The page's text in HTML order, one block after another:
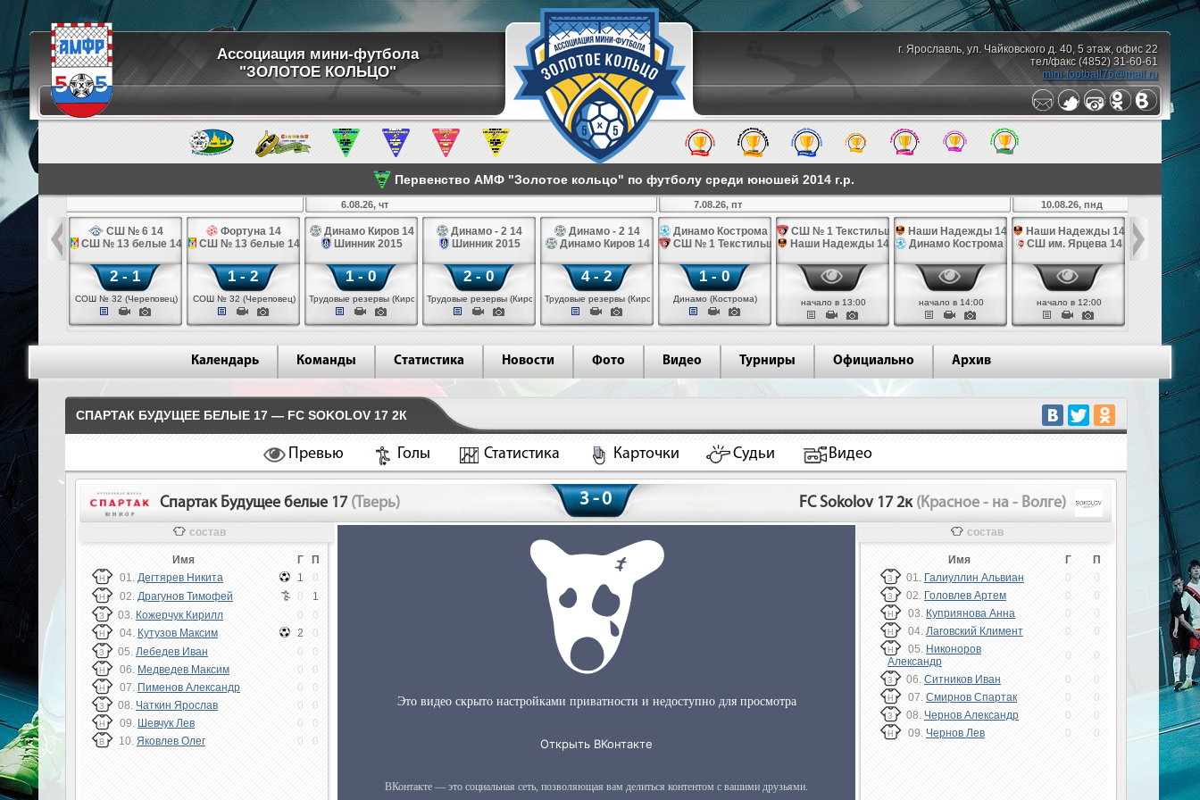
Ассоциация мини-футбола
"ЗОЛОТОЕ КОЛЬЦО"
г. Ярославль, ул. Чайковского д. 40, 5 этаж, офис 22
тел/факс (4852) 31-60-61
mini-football76@mail.ru
Первенство АМФ "Золотое кольцо" по футболу среди юношей 2014 г.р.
ср
СШ № 6 14
СШ № 13 белые 14
2 - 1
СОШ № 32 (Череповец)
Фортуна 14
СШ № 13 белые 14
1 - 2
СОШ № 32 (Череповец)
6.08.26, чт
Динамо Киров 14
Шинник 2015
1 - 0
Трудовые резервы (Киров)
Динамо - 2 14
Шинник 2015
2 - 0
Трудовые резервы (Киров)
Динамо - 2 14
Динамо Киров 14
4 - 2
Трудовые резервы (Киров)
7.08.26, пт
Динамо Кострома 14
СШ № 1 Текстильщик 14
1 - 0
Динамо (Кострома)
СШ № 1 Текстильщик 14
Наши Надежды 14
начало в 13:00
Наши Надежды 14
Динамо Кострома 14
начало в 14:00
10.08.26, пнд
Наши Надежды 14
СШ им. Ярцева 14
начало в 12:00
СШ № 1
Календарь Команды Статистика Новости Фото Видео Турниры Официально Архив
СПАРТАК БУДУЩЕЕ БЕЛЫЕ 17 — FC SOKOLOV 17 2К
Превью Голы Статистика Карточки Судьи Видео
Спартак Будущее белые 17 (Тверь) 3 - 0 FC Sokolov 17 2к (Красное - на - Волге)
состав
Имя Г П
Н 01. Дегтярев Никита 1 0
Н 02. Драгунов Тимофей 0 1
З 03. Кожерчук Кирилл 0 0
Н 04. Кутузов Максим 2 0
З 05. Лебедев Иван 0 0
Н 06. Медведев Максим 0 0
Н 07. Пименов Александр 0 0
З 08. Чаткин Ярослав 0 0
Н 09. Шевчук Лев 0 0
В 10. Яковлев Олег 0 0
состав
Имя Г П
З 01. Галиуллин Альвиан 0 0
З 02. Головлев Артем 0 0
Н 03. Куприянова Анна 0 0
Н 04. Лаговский Климент 0 0
Н 05. Никоноров
Александр
0 0
З 06. Ситников Иван 0 0
Н 07. Смирнов Спартак 0 0
З 08. Чернов Александр 0 0
Н 09. Чернов Лев 0 0